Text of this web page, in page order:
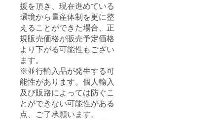
援を頂き、現在進めている
環境から量産体制を更に整
えることができた場合、正
規販売価格が販売予定価格
より下がる可能性もござい
ます。
※並行輸入品が発生する可
能性があります。個人輸入
及び販路によっては防ぐこ
とができない可能性がある
点、ご了承願います。